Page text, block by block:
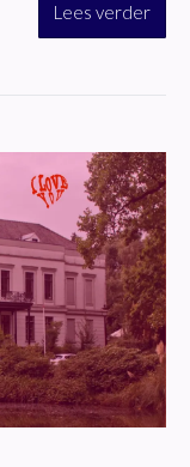
Lees verder